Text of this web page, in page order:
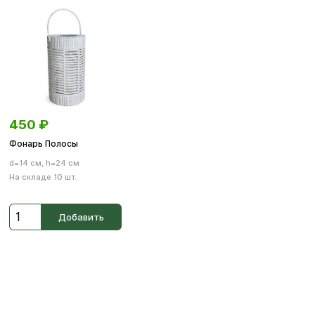
450 ₽
Фонарь Полосы
d=14 см, h=24 см
На складе 10 шт.
Добавить